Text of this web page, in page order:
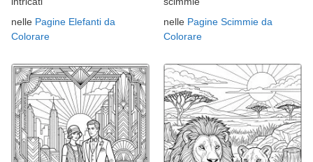
nelle Pagine Elefanti da
Colorare
nelle Pagine Scimmie da
Colorare